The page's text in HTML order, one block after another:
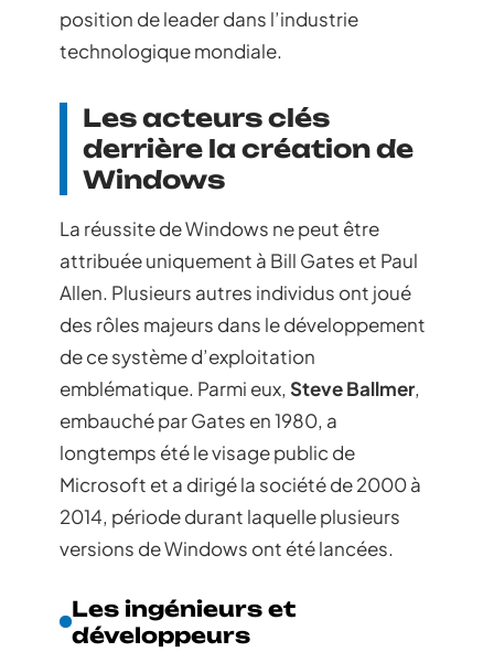
position de leader dans l’industrie
technologique mondiale.
Les acteurs clés
derrière la création de
Windows
La réussite de Windows ne peut être
attribuée uniquement à Bill Gates et Paul
Allen. Plusieurs autres individus ont joué
des rôles majeurs dans le développement
de ce système d’exploitation
emblématique. Parmi eux, Steve Ballmer,
embauché par Gates en 1980, a
longtemps été le visage public de
Microsoft et a dirigé la société de 2000 à
2014, période durant laquelle plusieurs
versions de Windows ont été lancées.
Les ingénieurs et
développeurs